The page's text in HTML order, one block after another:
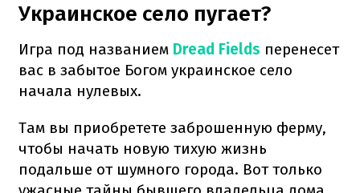
Украинское село пугает?
Игра под названием Dread Fields перенесет
вас в забытое Богом украинское село
начала нулевых.
Там вы приобретете заброшенную ферму,
чтобы начать новую тихую жизнь
подальше от шумного города. Вот только